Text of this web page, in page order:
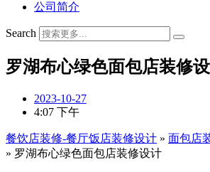
公司简介
Search
罗湖布心绿色面包店装修
2023-10-27
4:07 下午
餐饮店装修-餐厅饭店装修设计 » 面包店
» 罗湖布心绿色面包店装修设计